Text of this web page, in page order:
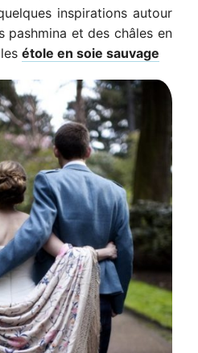
inspirations autour
pashmina et des châles en
lesétole en soie sauvage